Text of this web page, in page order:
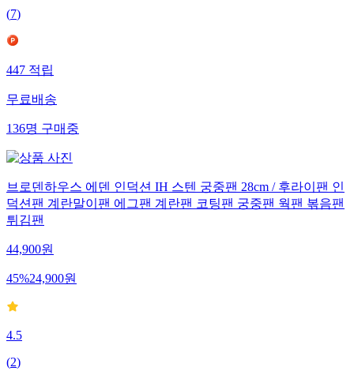
(7)
447적립
무료배송
136명구매중
브로덴하우스 에덴 인덕션 IH 스텐 궁중팬 28cm / 후라이팬 인
덕션팬 계란말이팬 에그팬 계란팬 코팅팬 궁중팬 웍팬 볶음팬
튀김팬
44,900원
45%24,900원
4.5
(2)